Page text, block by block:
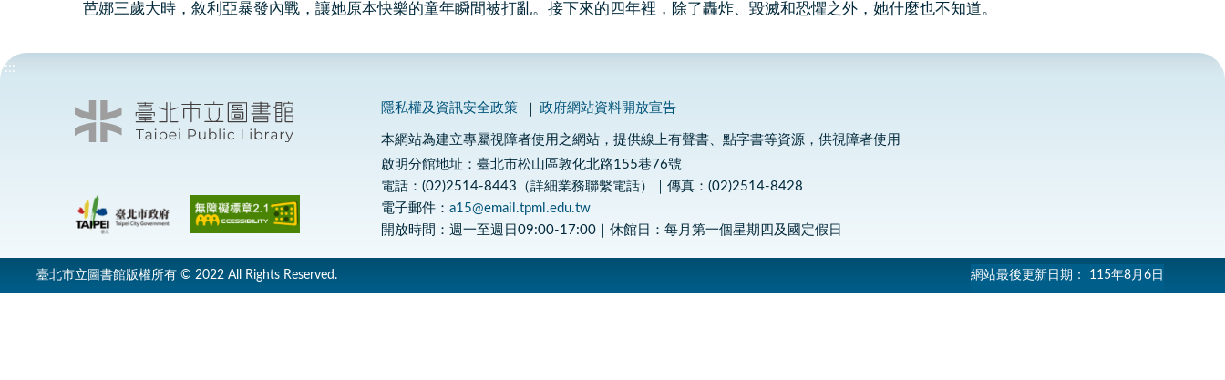
芭娜三歲大時，敘利亞暴發內戰，讓她原本快樂的童年瞬間被打亂。接下來的四年裡，除了轟炸、毀滅和恐懼之外，她什麼也不知道。
:::
隱私權及資訊安全政策 政府網站資料開放宣告
本網站為建立專屬視障者使用之網站，提供線上有聲書、點字書等資源，供視障者使用
啟明分館地址：臺北市松山區敦化北路155巷76號
電話：(02)2514-8443（詳細業務聯繫電話）｜傳真：(02)2514-8428
電子郵件：a15@email.tpml.edu.tw
開放時間：週一至週日09:00-17:00｜休館日：每月第一個星期四及國定假日
臺北市立圖書館版權所有 © 2022 All Rights Reserved. 網站最後更新日期： 115年8月6日